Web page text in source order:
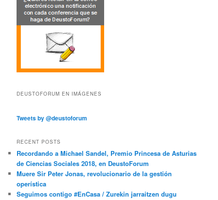
DEUSTOFORUM EN IMÁGENES
Tweets by @deustoforum
RECENT POSTS
Recordando a Michael Sandel, Premio Princesa de Asturias
de Ciencias Sociales 2018, en DeustoForum
Muere Sir Peter Jonas, revolucionario de la gestión
operística
Seguimos contigo #EnCasa / Zurekin jarraitzen dugu